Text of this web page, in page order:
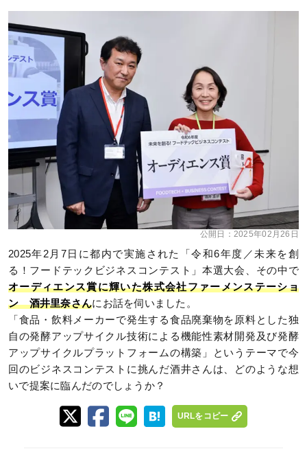
公開日： 2025年02月26日
2025年2月7日に都内で実施された「令和6年度／未来を創
る！フードテックビジネスコンテスト」本選大会、その中で
オーディエンス賞に輝いた株式会社ファーメンステーショ
ン 酒井里奈さんにお話を伺いました。
「食品・飲料メーカーで発生する食品廃棄物を原料とした独
自の発酵アップサイクル技術による機能性素材開発及び発酵
アップサイクルプラットフォームの構築」というテーマで今
回のビジネスコンテストに挑んだ酒井さんは、どのような想
いで提案に臨んだのでしょうか？
URLをコピー